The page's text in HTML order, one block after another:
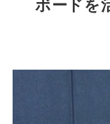
ボードを